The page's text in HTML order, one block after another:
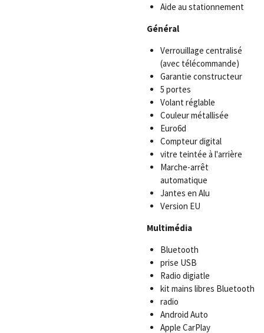
Aide au stationnement
Général
Verrouillage centralisé
(avec télécommande)
Garantie constructeur
5 portes
Volant réglable
Couleur métallisée
Euro6d
Compteur digital
vitre teintée à l'arrière
Marche-arrêt
automatique
Jantes en Alu
Version EU
Multimédia
Bluetooth
prise USB
Radio digiatle
kit mains libres Bluetooth
radio
Android Auto
Apple CarPlay